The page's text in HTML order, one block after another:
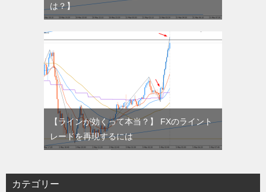
は？】
【ラインが効くって本当？】 FXのライント
レードを再現するには
カテゴリー